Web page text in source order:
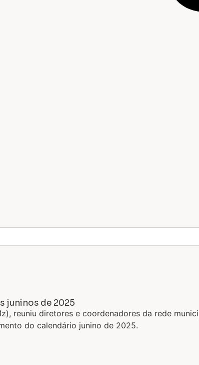
juninos de 2025
reuniu diretores e coordenadores da rede
do calendário junino de 2025.